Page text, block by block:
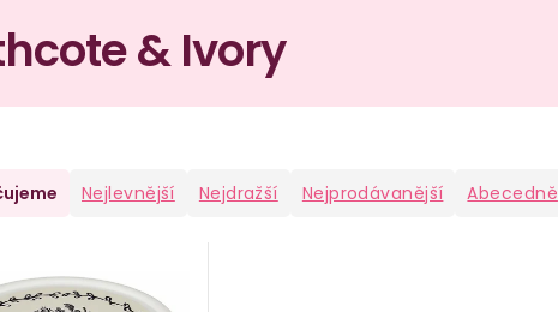
& Ivory
Nejlevnější Nejdražší Nejprodávanější Abecedně